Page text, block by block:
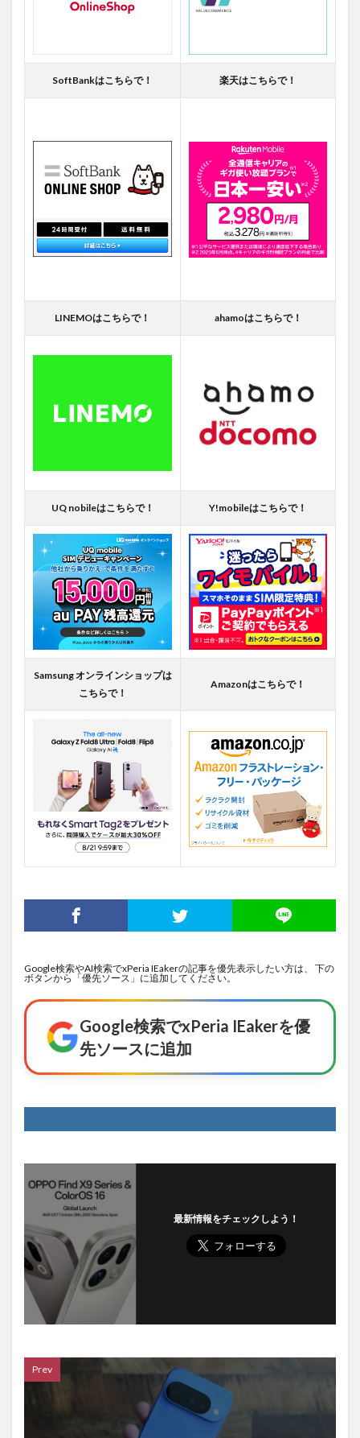
SoftBankはこちらで！ 楽天はこちらで！
LINEMOはこちらで！ ahamoはこちらで！
UQ nobileはこちらで！ Y!mobileはこちらで！
Samsung オンラインショップは
こちらで！
Amazonはこちらで！
Google検索やAI検索でxPeria IEakerの記事を優先表示したい方は、 下の
ボタンから「優先ソース」に追加してください。
Google検索でxPeria IEakerを優
先ソースに追加
最新情報をチェックしよう！
Prev